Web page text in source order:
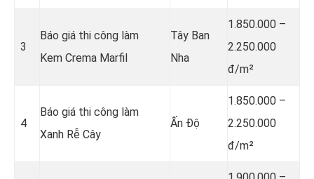
3
Báo giá thi công làm
Kem Crema Marfil
Tây Ban
Nha
1.850.000 –
2.250.000
đ/m²
4
Báo giá thi công làm
Xanh Rễ Cây
Ấn Độ
1.850.000 –
2.250.000
đ/m²